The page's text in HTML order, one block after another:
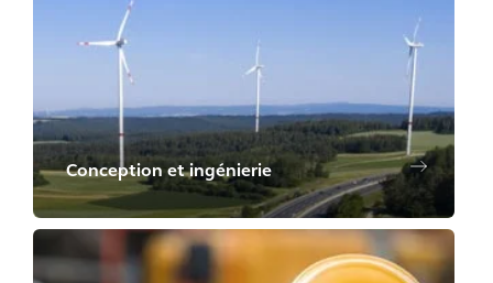
Conception et ingénierie